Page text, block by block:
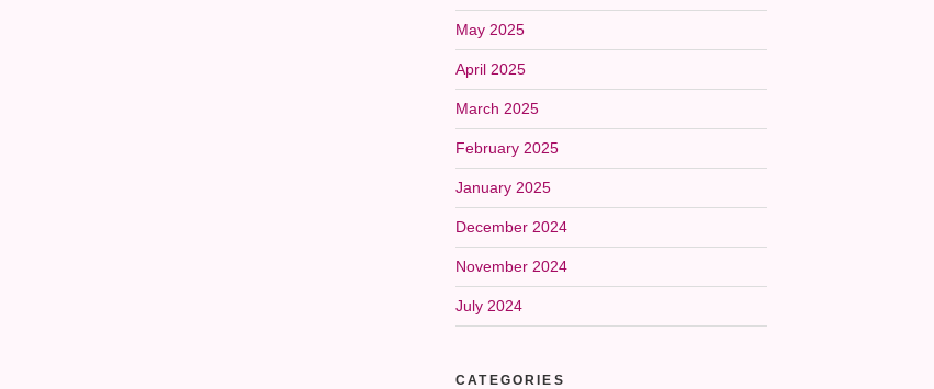
May 2025
April 2025
March 2025
February 2025
January 2025
December 2024
November 2024
July 2024
CATEGORIES